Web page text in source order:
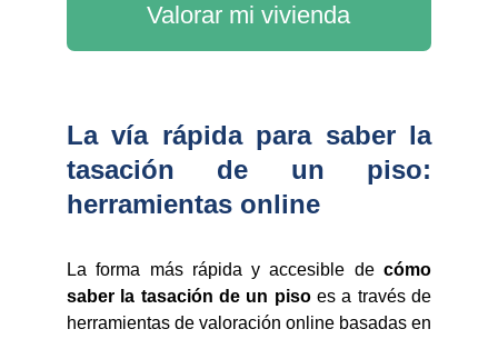
Valorar mi vivienda
La vía rápida para saber la
tasación de un piso:
herramientas online
La forma más rápida y accesible de cómo
saber la tasación de un pisoes a través de
herramientas de valoración online basadas en